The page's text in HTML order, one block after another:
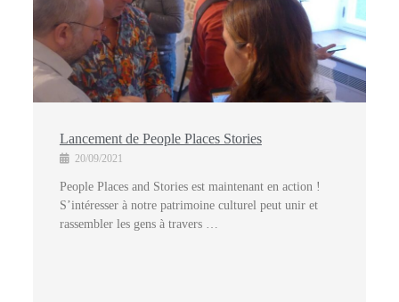
Lancement de People Places Stories
20/09/2021
People Places and Stories est maintenant en action !
S’intéresser à notre patrimoine culturel peut unir et
rassembler les gens à travers …